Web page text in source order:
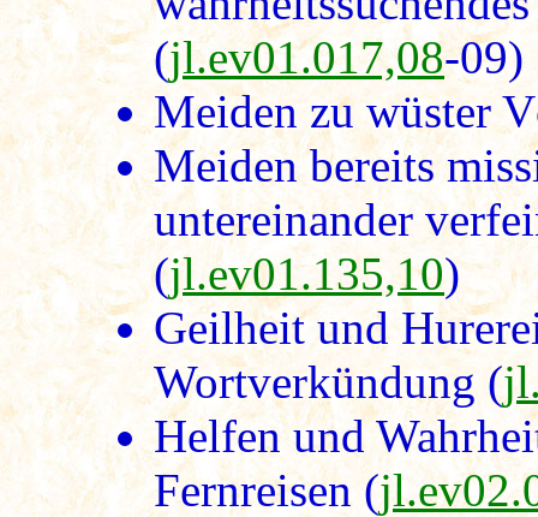
(jl.ev01.017,08-09)
Meiden zu wüster
Meiden bereits
untereinander
(jl.ev01.135,10)
Geilheit und
Wortverkündung (
Helfen und
Fernreisen (